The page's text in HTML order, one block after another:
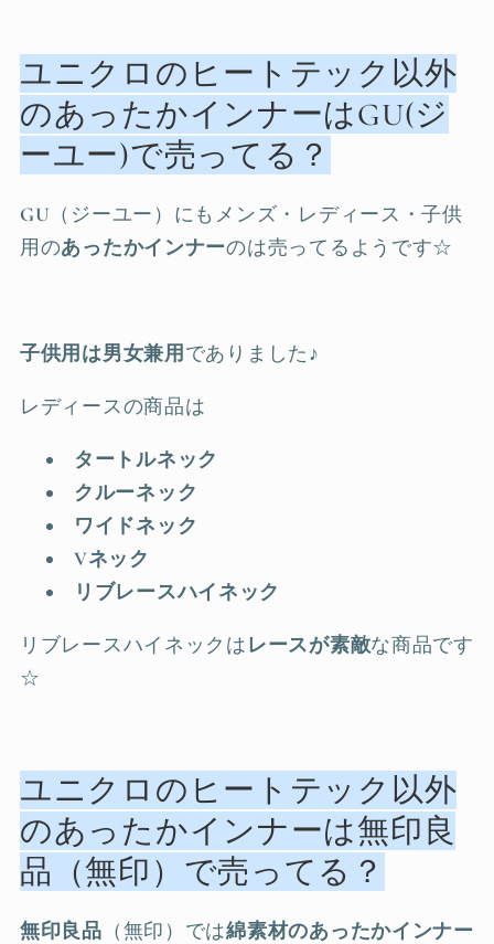
ユニクロのヒートテック以外
のあったかインナーはGU(ジ
ーユー)で売ってる？
GU （ジーユー）にもメンズ・レディース・子供
用のあったかインナーのは売ってるようです☆
子供用は男女兼用 でありました♪
レディースの商品は
タートルネック
クルーネック
ワイドネック
Vネック
リブレースハイネック
リブレースハイネックはレースが素敵な商品です
☆
ユニクロのヒートテック以外
のあったかインナーは無印良
品（無印）で売ってる？
無印良品 （無印）では綿素材のあったかインナー